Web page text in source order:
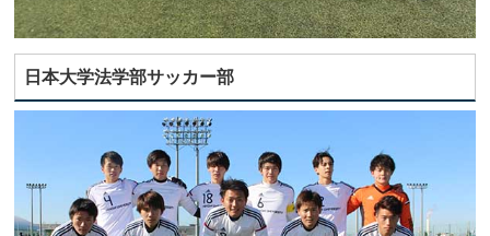
日本大学法学部サッカー部